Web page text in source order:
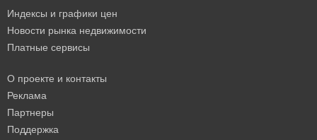
Индексы и графики цен
Новости рынка недвижимости
Платные сервисы
О проекте и контакты
Реклама
Партнеры
Поддержка